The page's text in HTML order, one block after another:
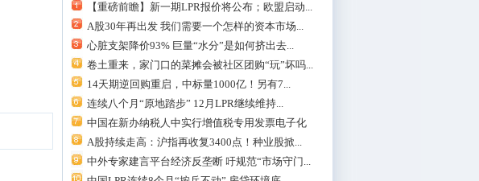
【重磅前瞻】新一期LPR报价将公布；欧盟启动...
A股30年再出发 我们需要一个怎样的资本市场...
心脏支架降价93% 巨量“水分”是如何挤出去...
卷土重来，家门口的菜摊会被社区团购“玩”坏吗...
14天期逆回购重启，中标量1000亿！另有7...
连续八个月“原地踏步” 12月LPR继续维持...
中国在新办纳税人中实行增值税专用发票电子化
A股持续走高：沪指再收复3400点！种业股掀...
中外专家建言平台经济反垄断 吁规范“市场守门...